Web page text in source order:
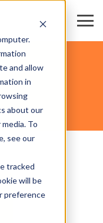
and allow
in
about our
To
see our
tracked
will be
preference